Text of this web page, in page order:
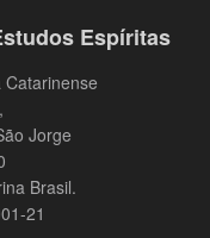
Espíritas
Jorge
Brasil.
21